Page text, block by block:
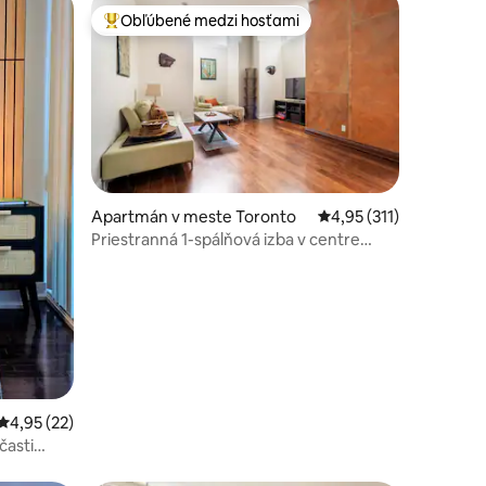
17 ohodnotenie 4,95 z 5, počet hodnotení: 22
4,95 (22)
Najobľúbenejšie medzi hosťami
Obľúbené medzi hosťami
Apartmán v meste Toronto Priemerné
4,95 (311)
Priestranná 1-spálňová izba v centre